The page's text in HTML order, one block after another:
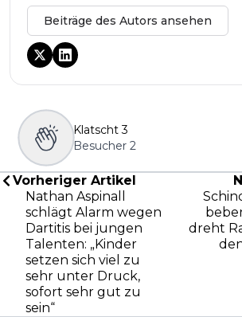
Beiträge des Autors ansehen
Klatscht 3
Besucher 2
Vorheriger Artikel
Nathan Aspinall
schlägt Alarm wegen
Dartitis bei jungen
Talenten: „Kinder
setzen sich viel zu
sehr unter Druck,
sofort sehr gut zu
sein“
dreht